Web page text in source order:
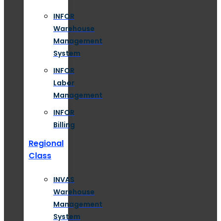
INFOR
Warehouse
Management
System
INFOR
Labor
Management
INFOR
Billing
Regional
Class
INVAS
Warehouse
Management
System